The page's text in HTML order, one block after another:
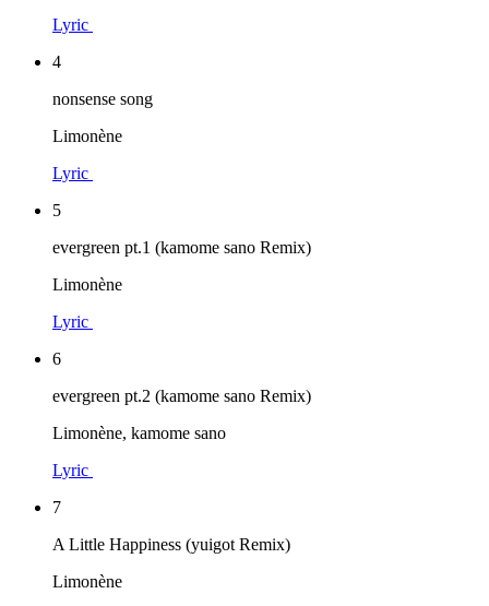
Lyric
4
nonsense song
Limonène
Lyric
5
evergreen pt.1 (kamome sano Remix)
Limonène
Lyric
6
evergreen pt.2 (kamome sano Remix)
Limonène, kamome sano
Lyric
7
A Little Happiness (yuigot Remix)
Limonène